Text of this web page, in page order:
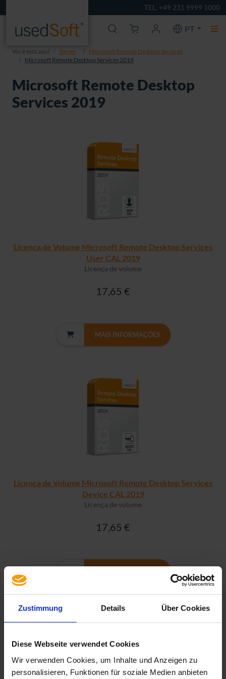
Zustimmung Details Über Cookies
Diese Webseite verwendet Cookies
Wir verwenden Cookies, um Inhalte und Anzeigen zu
personalisieren, Funktionen für soziale Medien anbieten
TEL. +49 231 9999 1000
PT
Você está aqui: Server
Microsoft Remote Desktop Services
Microsoft Remote Desktop Services 2019
Microsoft Remote Desktop
Services 2019
Licença de Volume Microsoft Remote Desktop Services
User CAL 2019
Licença de volume
17,65 €
MAIS INFORMAÇÕES
Licença de Volume Microsoft Remote Desktop Services
Device CAL 2019
Licença de volume
17,65 €